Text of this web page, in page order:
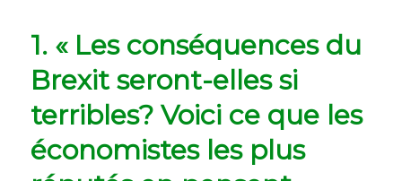
1. « Les conséquences du
Brexit seront-elles si
terribles? Voici ce que les
économistes les plus